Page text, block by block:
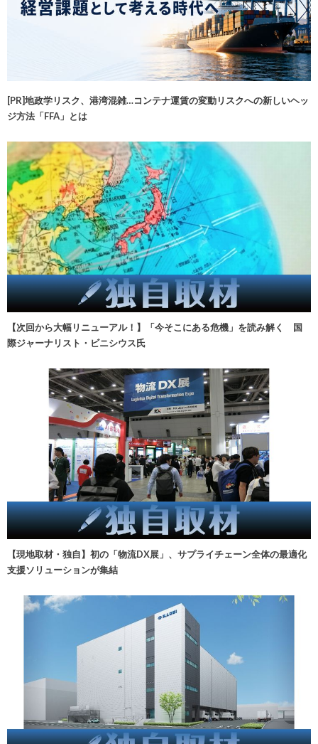
[PR]地政学リスク、港湾混雑…コンテナ運賃の変動リスクへの新しいヘッ
ジ方法「FFA」とは
【次回から大幅リニューアル！】「今そこにある危機」を読み解く 国
際ジャーナリスト・ビニシウス氏
【現地取材・独自】初の「物流DX展」、サプライチェーン全体の最適化
支援ソリューションが集結